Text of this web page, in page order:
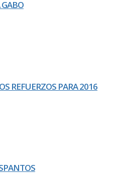
REFUERZOS PARA 2016